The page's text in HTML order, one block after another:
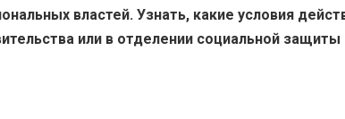
властей. Узнать, какие условия
или в отделении социальной защиты